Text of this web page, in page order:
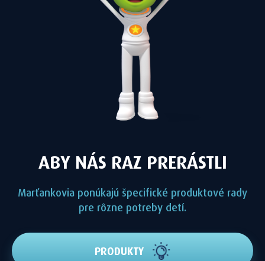
ABY NÁS RAZ PRERÁSTLI
Marťankovia ponúkajú špecifické produktové rady
pre rôzne potreby detí.
PRODUKTY